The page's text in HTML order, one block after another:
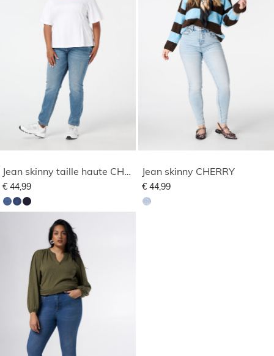
€ 44,99
Jean skinny CHERRY
€ 44,99